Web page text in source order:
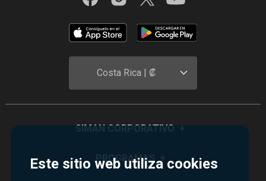
Este sitio web utiliza cookies
Costa Rica | ₡
SIMAN CORPORATIVO +
Quiénes Somos
PROGRAMAS +